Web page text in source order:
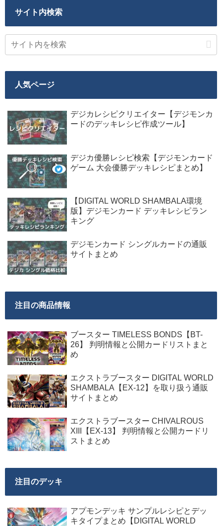
サイト内検索
人気ページ
デジカレシピクリエイター【デジモンカ
ードのデッキレシピ作成ツール】
デジカ優勝レシピ検索【デジモンカード
ゲーム 大会優勝デッキレシピまとめ】
【DIGITAL WORLD SHAMBALA環境
版】デジモンカード デッキレシピラン
キング
デジモンカード シングルカードの通販
サイトまとめ
注目の商品情報
ブースター TIMELESS BONDS【BT-
26】 判明情報と公開カードリストまと
め
エクストラブースター DIGITAL WORLD
SHAMBALA【EX-12】を取り扱う通販
サイトまとめ
エクストラブースター CHIVALROUS
XIII【EX-13】 判明情報と公開カードリ
ストまとめ
注目のデッキ
アプモンデッキ サンプルレシピとデッ
キタイプまとめ【DIGITAL WORLD